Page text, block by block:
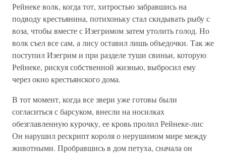
Рейнеке волк, когда тот, хитростью забравшись на
подводу крестьянина, потихоньку стал скидывать рыбу с
воза, чтобы вместе с Изегримом затем утолить голод. Но
волк съел все сам, а лису оставил лишь объедочки. Так же
поступил Изегрим и при разделе туши свиньи, которую
Рейнеке, рискуя собственной жизнью, выбросил ему
через окно крестьянского дома.
В тот момент, когда все звери уже готовы были
согласиться с барсуком, внесли на носилках
обезглавленную курочку, ее кровь пролил Рейнеке-лис
Он нарушил рескрипт короля о нерушимом мире между
животными. Пробравшись в дом петуха, сначала он